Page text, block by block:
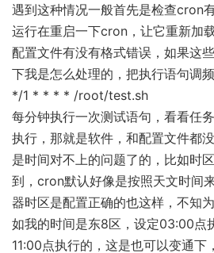
遇到这种情况一般首先是检查cron
运行在重启一下cron，让它重新加
配置文件有没有格式错误，如果这
下我是怎么处理的，把执行语句调
*/1 * * * * /root/test.sh
每分钟执行一次测试语句，看看任
执行，那就是软件，和配置文件都
是时间对不上的问题了的，比如时
到，cron默认好像是按照天文时间
器时区是配置正确的也这样，不知
如我的时间是东8区，设定03:00点
11:00点执行的，这是也可以变通下